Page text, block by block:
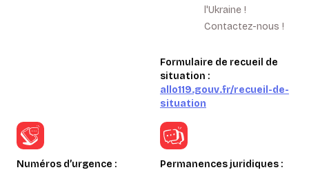
l'Ukraine !
Contactez-nous !
Formulaire de recueil de
situation :
allo119.gouv.fr/recueil-de-
situation
Numéros d’urgence : Permanences juridiques :